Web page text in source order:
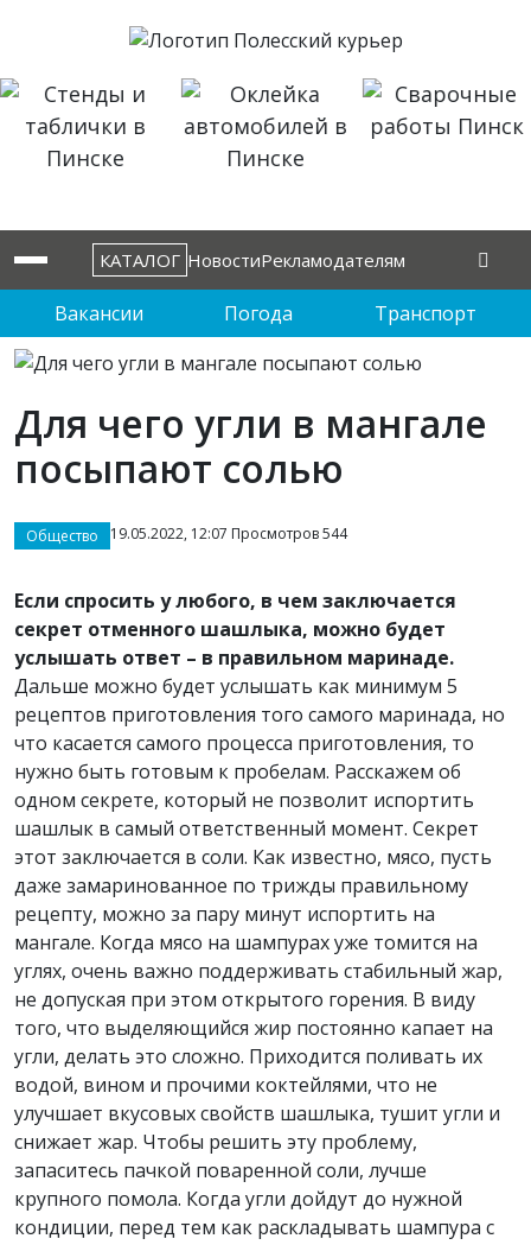
КАТАЛОГ НовостиРекламодателям
Вакансии Погода Транспорт
Для чего угли в мангале
посыпают солью
Общество 19.05.2022, 12:07 Просмотров 544
Если спросить у любого, в чем заключается
секрет отменного шашлыка, можно будет
услышать ответ – в правильном маринаде.
Дальше можно будет услышать как минимум 5
рецептов приготовления того самого маринада, но
что касается самого процесса приготовления, то
нужно быть готовым к пробелам. Расскажем об
одном секрете, который не позволит испортить
шашлык в самый ответственный момент. Секрет
этот заключается в соли. Как известно, мясо, пусть
даже замаринованное по трижды правильному
рецепту, можно за пару минут испортить на
мангале. Когда мясо на шампурах уже томится на
углях, очень важно поддерживать стабильный жар,
не допуская при этом открытого горения. В виду
того, что выделяющийся жир постоянно капает на
угли, делать это сложно. Приходится поливать их
водой, вином и прочими коктейлями, что не
улучшает вкусовых свойств шашлыка, тушит угли и
снижает жар. Чтобы решить эту проблему,
запаситесь пачкой поваренной соли, лучше
крупного помола. Когда угли дойдут до нужной
кондиции, перед тем как раскладывать шампура с